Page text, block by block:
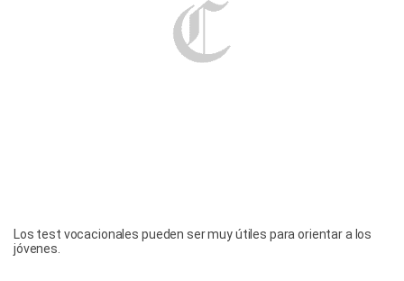
Los test vocacionales pueden ser muy útiles para orientar a los
jóvenes.